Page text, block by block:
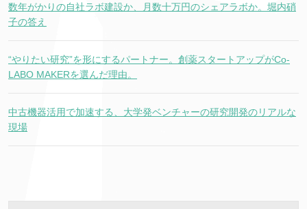
数年がかりの自社ラボ建設か、月数十万円のシェアラボか。堀内硝
子の答え
“やりたい研究”を形にするパートナー。創薬スタートアップがCo-
LABO MAKERを選んだ理由。
中古機器活用で加速する、大学発ベンチャーの研究開発のリアルな
現場